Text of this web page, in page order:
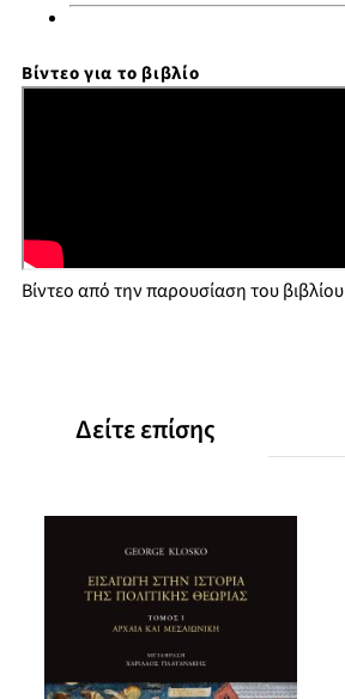
Βίντεο για το βιβλίο
Βίντεο από την παρουσίαση του βιβλίου
Δείτε επίσης